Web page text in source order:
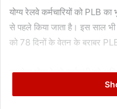
योग्य रेलवे कर्मचारियों को PLB का
से पहले किया जाता है। इस साल
को 78 दिनों के वेतन के बराबर
प्रत्येक योग्य रेलवे कर्मचारी को
लिए दी जाएगी। यह राशि ट्रैक